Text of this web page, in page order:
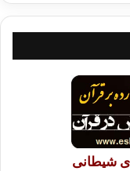
شیطانی